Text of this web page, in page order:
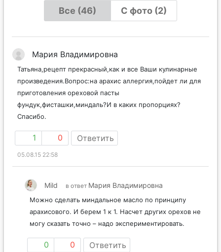
Все (46)
С фото (2)
Мария Владимировна
Татьяна,рецепт прекрасный,как и все Ваши кулинарные
произведения.Вопрос:на арахис аллергия,пойдет ли для
приготовления ореховой пасты
фундук,фисташки,миндаль?И в каких пропорциях?
Спасибо.
1 0 Ответить
05.08.15 22:58
Mild в ответ Мария Владимировна
Можно сделать миндальное масло по принципу
арахисового. И берем 1 к 1. Насчет других орехов не
могу сказать точно – надо экспериментировать.
0 0 Ответить